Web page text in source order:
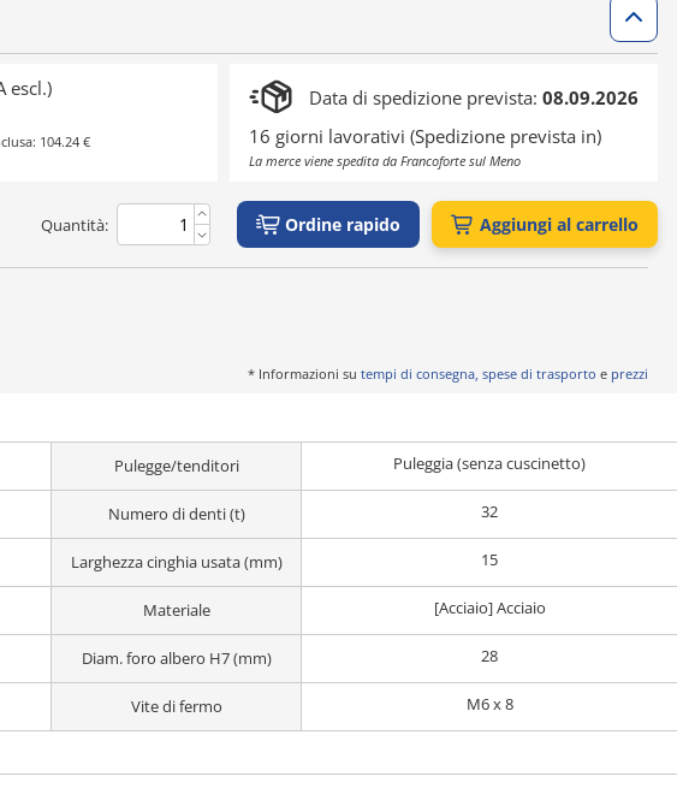
escl.)
104.24 €
Data di spedizione prevista: 08.09.2026
16 giorni lavorativi (Spedizione prevista in)
La merce viene spedita da Francoforte sul Meno
Quantità: Ordine rapido Aggiungi al carrello
* Informazioni su tempi di consegna, spese di trasporto e prezzi
Pulegge/tenditori Puleggia (senza cuscinetto)
Numero di denti (t) 32
Larghezza cinghia usata (mm) 15
Materiale [Acciaio] Acciaio
Diam. foro albero H7 (mm) 28
Vite di fermo M6 x 8